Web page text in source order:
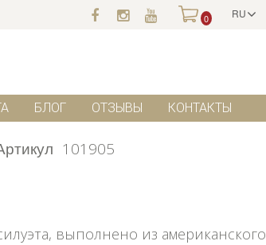
RU
0
БЛОГ ОТЗЫВЫ КОНТАКТЫ
101905
выполнено из американского